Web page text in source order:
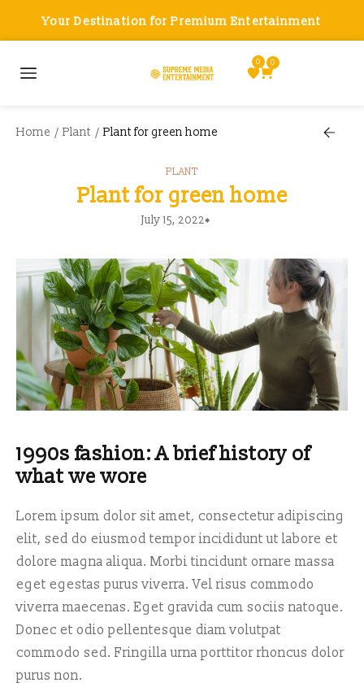
Your Destination for Premium Entertainment
0 0
Home / Plant / Plant for green home
PLANT
Plant for green home
July 15, 2022
1990s fashion: A brief history of
what we wore
Lorem ipsum dolor sit amet, consectetur adipiscing
elit, sed do eiusmod tempor incididunt ut labore et
dolore magna aliqua. Morbi tincidunt ornare massa
eget egestas purus viverra. Vel risus commodo
viverra maecenas. Eget gravida cum sociis natoque.
Donec et odio pellentesque diam volutpat
commodo sed. Fringilla urna porttitor rhoncus dolor
purus non.